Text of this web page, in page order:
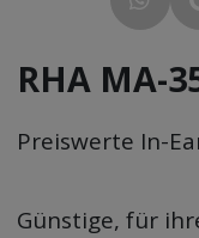
RHA MA-
Preiswerte In-
Günstige, für